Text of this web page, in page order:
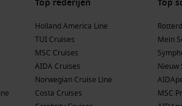
Top rederijen
Holland America Line
TUI Cruises
MSC Cruises
AIDA Cruises
Norwegian Cruise Line
Costa Cruises
Top
Mein
Nieuw
MSC